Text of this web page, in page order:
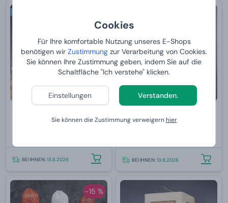
Cookies
Für Ihre komfortable Nutzung unseres E-Shops
benötigen wir Zustimmung zur Verarbeitung von Cookies.
Sie können Ihre Zustimmung geben, indem Sie auf die
Schaltfläche "Ich verstehe" klicken.
Einstellungen Verstanden.
Sie können die Zustimmung verweigernhier
BEI IHNEN:13.8.2026
Geschmackrichtungen
BEI IHNEN:13.8.2026
-15 %